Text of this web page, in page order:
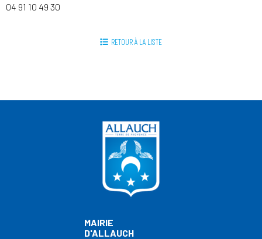
04 91 10 49 30
RETOUR À LA LISTE
MAIRIE
D'ALLAUCH